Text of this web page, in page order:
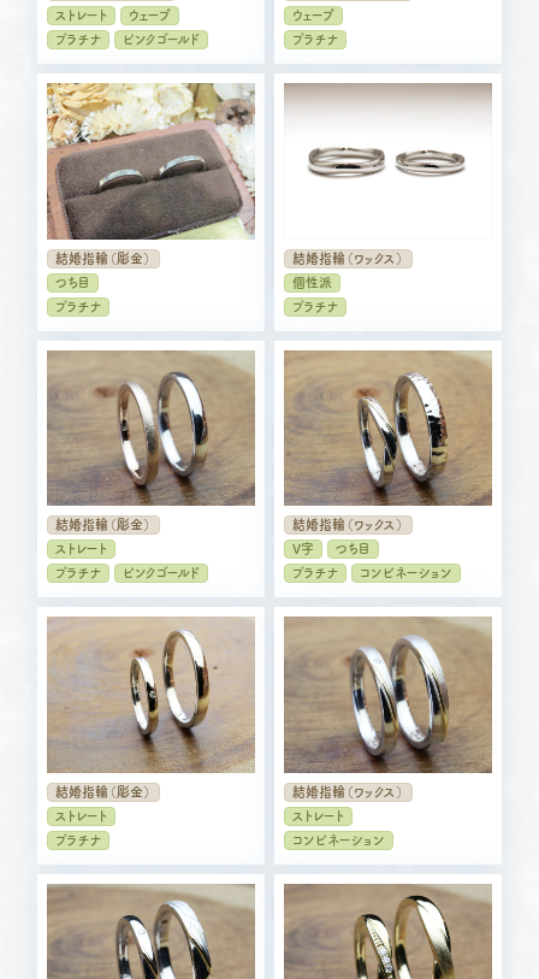
ストレート
ウェーブ
プラチナ
ピンクゴールド
ウェーブ
プラチナ
結婚指輪（彫金）
つち目
プラチナ
結婚指輪（ワックス）
個性派
プラチナ
結婚指輪（彫金）
ストレート
プラチナ
ピンクゴールド
結婚指輪（ワックス）
V字
つち目
プラチナ
コンビネーション
結婚指輪（彫金）
ストレート
プラチナ
結婚指輪（ワックス）
ストレート
コンビネーション